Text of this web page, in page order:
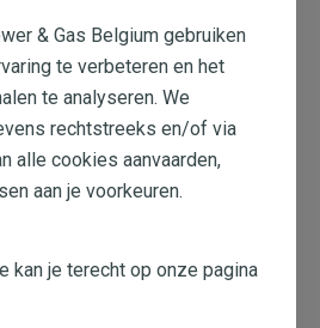
een
Ook dan kunt u
. Bovendien staat uw
verbruikook aangegeven op
uw jaarlijkse afrekening.
kunt een maandelijkse
& Gas Belgium gebruiken
te verbeteren en het
te analyseren. We
rechtstreeks en/of via
alle cookies aanvaarden,
aan je voorkeuren.
kan je terecht op onze pagina